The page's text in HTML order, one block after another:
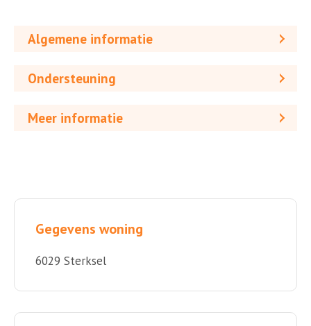
Algemene informatie
Ondersteuning
Meer informatie
Gegevens woning
6029 Sterksel